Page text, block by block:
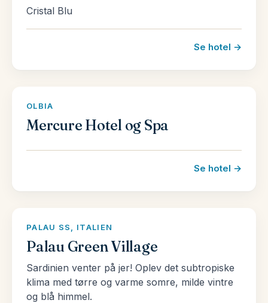
Cristal Blu
Se hotel →
OLBIA
Mercure Hotel og Spa
Se hotel →
PALAU SS, ITALIEN
Palau Green Village
Sardinien venter på jer! Oplev det subtropiske
klima med tørre og varme somre, milde vintre
og blå himmel.